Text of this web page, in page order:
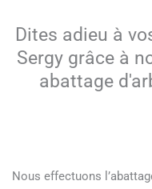
Dites adieu à
Sergy grâce à
abattage
Nous effectuons